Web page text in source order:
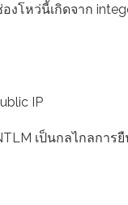
โหว่นี้เกิดจาก
IP
เป็นกลไกลการ